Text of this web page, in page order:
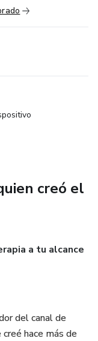
inflexión para dejar
creó el
a tu alcance
del canal de
hace más de